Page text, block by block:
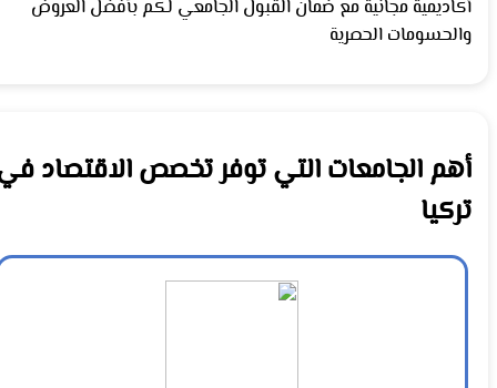
أكاديمية مجانية مع ضمان القبول الجامعي لكم بأفضل العروض
والحسومات الحصرية
أهم الجامعات التي توفر تخصص الاقتصاد
تركيا